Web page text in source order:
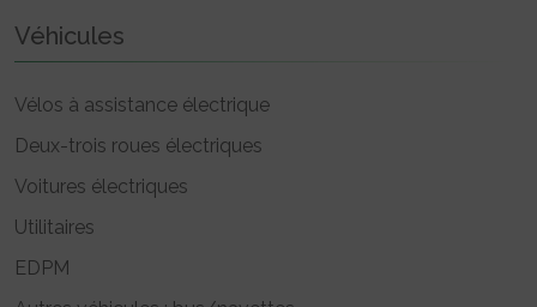
Véhicules
Vélos à assistance électrique
Deux-trois roues électriques
Voitures électriques
Utilitaires
EDPM